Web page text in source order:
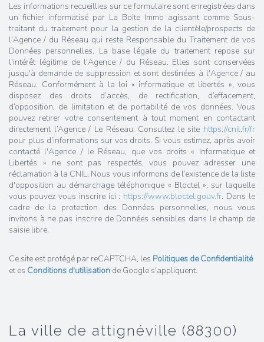
Les informations recueillies sur ce formulaire sont enregistrées dans
un fichier informatisé par La Boite Immo agissant comme Sous-
traitant du traitement pour la gestion de la clientèle/prospects de
l'Agence / du Réseau qui reste Responsable du Traitement de vos
Données personnelles. La base légale du traitement repose sur
l'intérêt légitime de l'Agence / du Réseau. Elles sont conservées
jusqu'à demande de suppression et sont destinées à l'Agence / au
Réseau. Conformément à la loi « informatique et libertés », vous
disposez des droits d’accès, de rectification, d’effacement,
d’opposition, de limitation et de portabilité de vos données. Vous
pouvez retirer votre consentement à tout moment en contactant
directement l’Agence / Le Réseau. Consultez le site https://cnil.fr/fr
pour plus d’informations sur vos droits. Si vous estimez, après avoir
contacté l'Agence / le Réseau, que vos droits « Informatique et
Libertés » ne sont pas respectés, vous pouvez adresser une
réclamation à la CNIL. Nous vous informons de l’existence de la liste
d'opposition au démarchage téléphonique « Bloctel », sur laquelle
vous pouvez vous inscrire ici : https://www.bloctel.gouv.fr. Dans le
cadre de la protection des Données personnelles, nous vous
invitons à ne pas inscrire de Données sensibles dans le champ de
saisie libre.
Ce site est protégé par reCAPTCHA, les Politiques de Confidentialité
et es Conditions d'utilisation de Google s'appliquent.
la ville de attignéville (88300)